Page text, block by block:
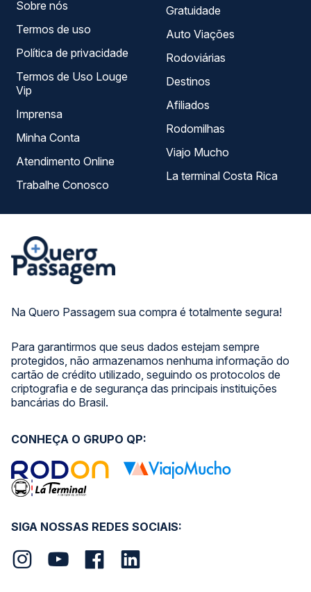
Na Quero Passagem sua compra é totalmente segura!
Para garantirmos que seus dados estejam sempre
protegidos, não armazenamos nenhuma informação do
cartão de crédito utilizado, seguindo os protocolos de
criptografia e de segurança das principais instituições
bancárias do Brasil.
Sobre nós
Termos de uso
Política de privacidade
Termos de Uso Louge
Vip
Imprensa
Minha Conta
Atendimento Online
Trabalhe Conosco
Gratuidade
Auto Viações
Rodoviárias
Destinos
Afiliados
Rodomilhas
Viajo Mucho
La terminal Costa Rica
SIGA NOSSAS REDES SOCIAIS:
CONHEÇA O GRUPO QP: